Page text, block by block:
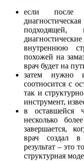
если после
подходящей,
внутреннюю
похожей на
врач будет на
затем нужно
соотносится с
так и
инструмент,
в оставшейся
несколько
завершается,
врач создал
результат – это
структурная